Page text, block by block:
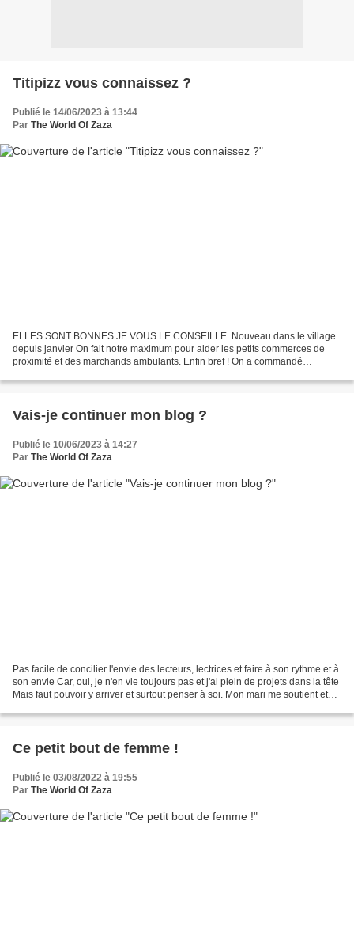
Titipizz vous connaissez ?
Publié le 14/06/2023 à 13:44
Par The World Of Zaza
ELLES SONT BONNES JE VOUS LE CONSEILLE. Nouveau dans le village
depuis janvier On fait notre maximum pour aider les petits commerces de
proximité et des marchands ambulants. Enfin bref ! On a commandé
Vais-je continuer mon blog ?
Publié le 10/06/2023 à 14:27
Par The World Of Zaza
Pas facile de concilier l'envie des lecteurs, lectrices et faire à son rythme et à
son envie Car, oui, je n'en vie toujours pas et j'ai plein de projets dans la tête
Mais faut pouvoir y arriver et surtout penser à soi. Mon mari me soutient et
Ce petit bout de femme !
Publié le 03/08/2022 à 19:55
Par The World Of Zaza